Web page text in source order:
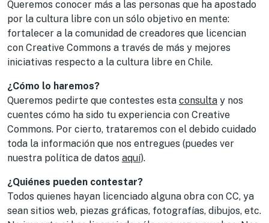
Queremos conocer más a las personas que ha apostado
por la cultura libre con un sólo objetivo en mente:
fortalecer a la comunidad de creadores que licencian
con Creative Commons a través de más y mejores
iniciativas respecto a la cultura libre en Chile.
¿Cómo lo haremos?
Queremos pedirte que contestes esta consulta y nos
cuentes cómo ha sido tu experiencia con Creative
Commons. Por cierto, trataremos con el debido cuidado
toda la información que nos entregues (puedes ver
nuestra política de datos aquí).
¿Quiénes pueden contestar?
Todos quienes hayan licenciado alguna obra con CC, ya
sean sitios web, piezas gráficas, fotografías, dibujos, etc.